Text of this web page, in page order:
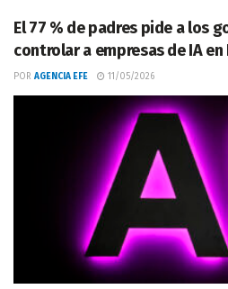
El 77 % de padres pide a los
controlar a empresas de IA en
POR AGENCIA EFE 11/05/2026